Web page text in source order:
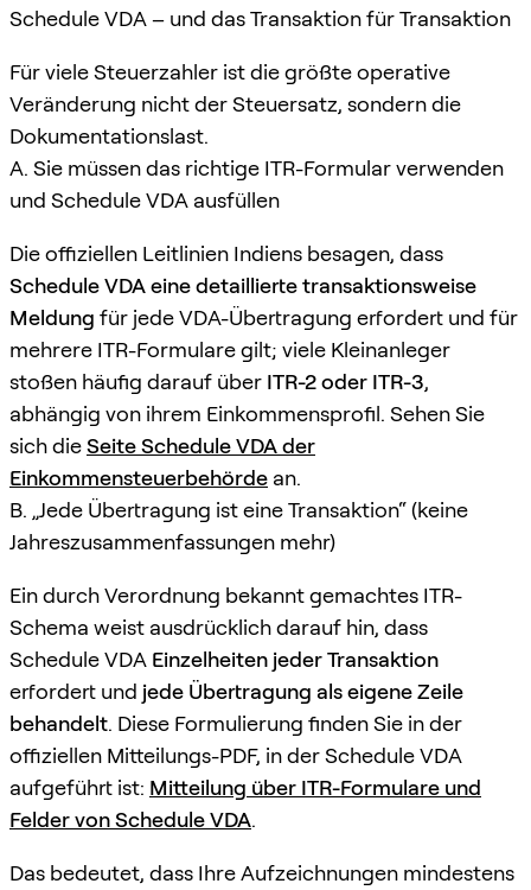
Schedule VDA – und das Transaktion für Transaktion
Für viele Steuerzahler ist die größte operative
Veränderung nicht der Steuersatz, sondern die
Dokumentationslast.
A. Sie müssen das richtige ITR-Formular verwenden
und Schedule VDA ausfüllen
Die offiziellen Leitlinien Indiens besagen, dass
Schedule VDA eine detaillierte transaktionsweise
Meldung für jede VDA-Übertragung erfordert und für
mehrere ITR-Formulare gilt; viele Kleinanleger
stoßen häufig darauf über ITR-2 oder ITR-3,
abhängig von ihrem Einkommensprofil. Sehen Sie
sich dieSeite Schedule VDA der
Einkommensteuerbehörde an.
B. „Jede Übertragung ist eine Transaktion“ (keine
Jahreszusammenfassungen mehr)
Ein durch Verordnung bekannt gemachtes ITR-
Schema weist ausdrücklich darauf hin, dass
Schedule VDA Einzelheiten jeder Transaktion
erfordert und jede Übertragung als eigene Zeile
behandelt. Diese Formulierung finden Sie in der
offiziellen Mitteilungs-PDF, in der Schedule VDA
aufgeführt ist: Mitteilung über ITR-Formulare und
Felder von Schedule VDA.
Das bedeutet, dass Ihre Aufzeichnungen mindestens